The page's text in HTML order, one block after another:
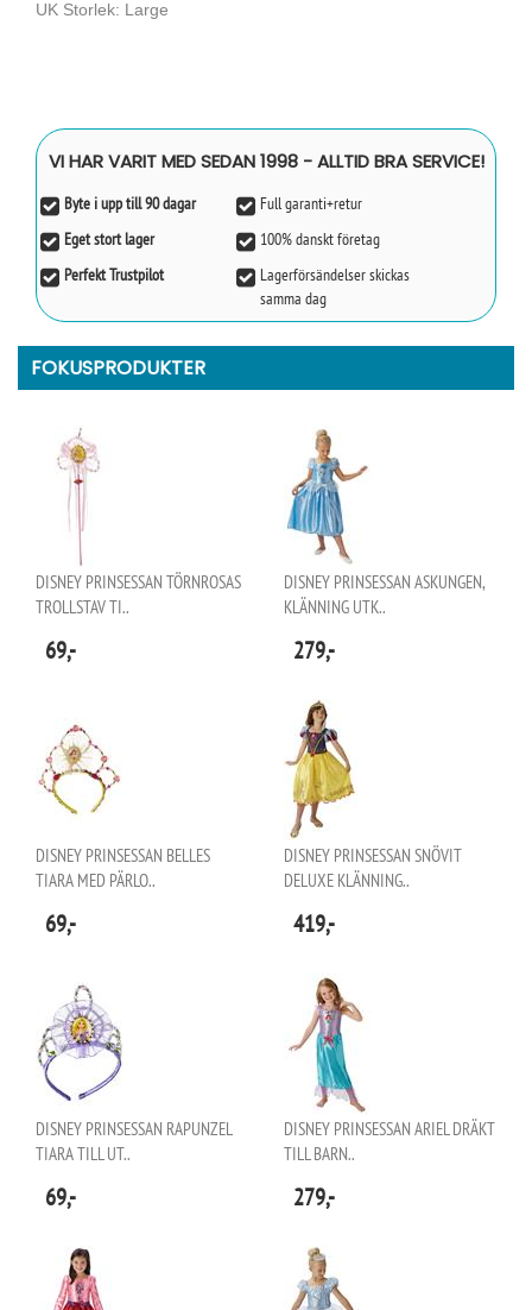
UK Storlek: Large
VI HAR VARIT MED SEDAN 1998 - ALLTID BRA SERVICE!
Byte i upp till 90 dagar
Full garanti+retur
Eget stort lager
100% danskt företag
Perfekt Trustpilot
Lagerförsändelser skickas
samma dag
FOKUSPRODUKTER
DISNEY PRINSESSAN TÖRNROSAS
TROLLSTAV TI..
69,-
DISNEY PRINSESSAN ASKUNGEN,
KLÄNNING UTK..
279,-
DISNEY PRINSESSAN BELLES
TIARA MED PÄRLO..
69,-
DISNEY PRINSESSAN SNÖVIT
DELUXE KLÄNNING..
419,-
DISNEY PRINSESSAN RAPUNZEL
TIARA TILL UT..
69,-
DISNEY PRINSESSAN ARIEL DRÄKT
TILL BARN..
279,-